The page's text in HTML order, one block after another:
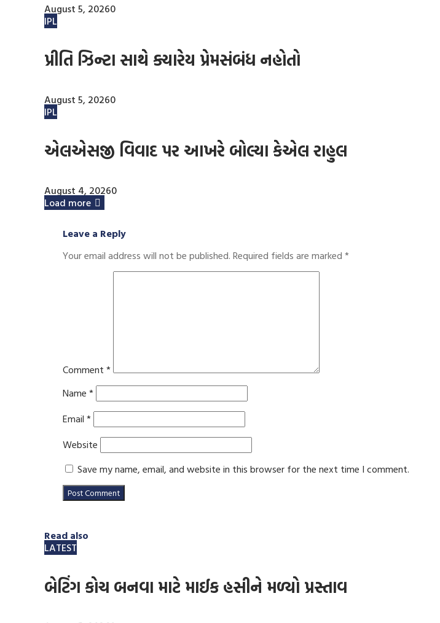
August 5, 20260
IPL
પ્રીતિ ઝિન્ટા સાથે ક્યારેય પ્રેમસંબંધ નહોતો
August 5, 20260
IPL
એલએસજી વિવાદ પર આખરે બોલ્યા કેએલ રાહુલ
August 4, 20260
Load more
Leave a Reply
Your email address will not be published. Required fields are marked *
Comment *
Name *
Email *
Website
Save my name, email, and website in this browser for the next time I comment.
Read also
LATEST
બેટિંગ કોચ બનવા માટે માઈક હસીને મળ્યો પ્રસ્તાવ